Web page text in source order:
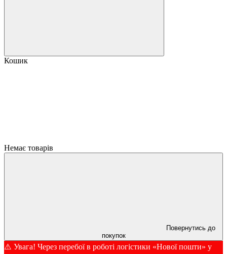
Кошик
Немає товарів
Повернутись до
покупок
⚠️ Увага! Через перебої в роботі логістики «Нової пошти» у